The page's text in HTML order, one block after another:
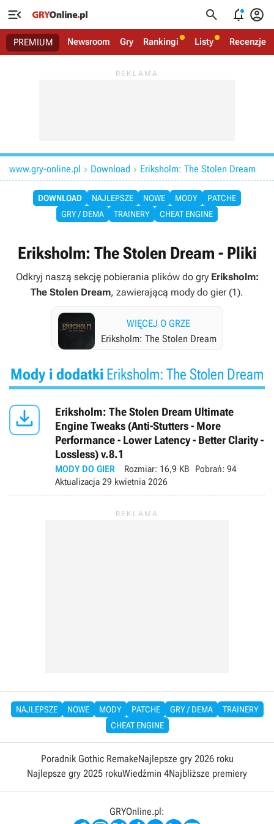
   
PREMIUM Newsroom Gry Rankingi Listy Recenzje
www.gry-online.pl  Download  Eriksholm: The Stolen Dream
DOWNLOAD NAJLEPSZE NOWE MODY
PATCHE
GRY / DEMA
TRAINERY CHEAT ENGINE
Eriksholm: The Stolen Dream - Pliki
Odkryj naszą sekcję pobierania plików do gry Eriksholm:
The Stolen Dream, zawierającą mody do gier (1).
WIĘCEJ O GRZE
Eriksholm: The Stolen Dream
Mody i dodatki Eriksholm: The Stolen Dream

Eriksholm: The Stolen Dream Ultimate
Engine Tweaks (Anti-Stutters - More
Performance - Lower Latency - Better Clarity -
Lossless) v.8.1
MODY DO GIER Rozmiar: 16,9 KB Pobrań: 94
Aktualizacja 29 kwietnia 2026
NAJLEPSZE NOWE MODY PATCHE GRY / DEMA
TRAINERY
CHEAT ENGINE
Poradnik Gothic RemakeNajlepsze gry 2026 roku
Najlepsze gry 2025 rokuWiedźmin 4Najbliższe premiery
GRYOnline.pl: